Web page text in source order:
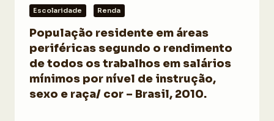
Escolaridade Renda
População residente em áreas
periféricas segundo o rendimento
de todos os trabalhos em salários
mínimos por nível de instrução,
sexo e raça/ cor – Brasil, 2010.